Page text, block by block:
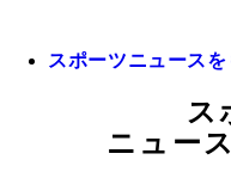
スポーツニュース
ス
ニュー